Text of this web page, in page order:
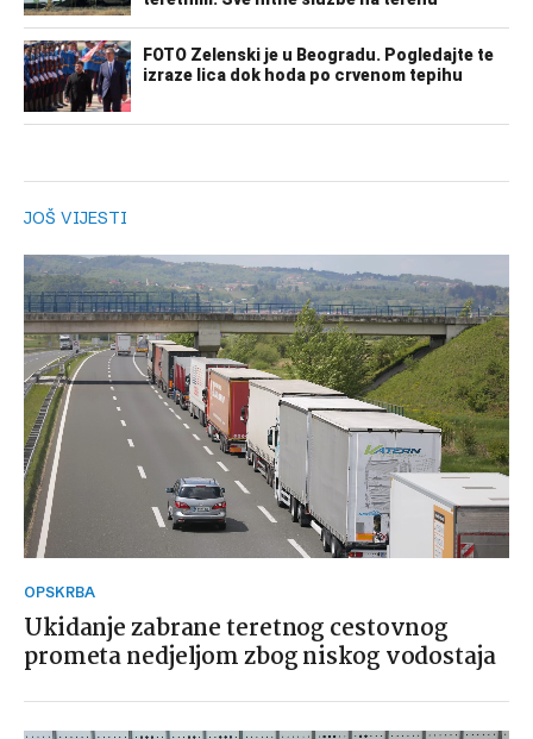
JOŠ VIJESTI
OPSKRBA
Ukidanje zabrane teretnog cestovnog
prometa nedjeljom zbog niskog vodostaja